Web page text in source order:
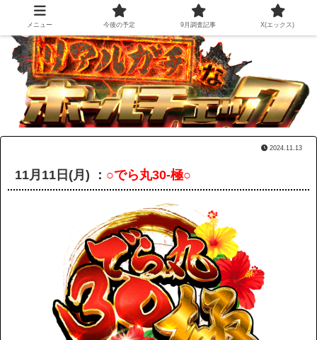
2024.11.13
11月11日(月) ： ○でら丸30-極○
メニュー 今後の予定 9月調査記事 X(エックス)